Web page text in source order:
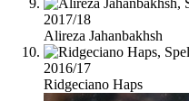
2017/18
Alireza Jahanbakhsh
2016/17
Ridgeciano Haps